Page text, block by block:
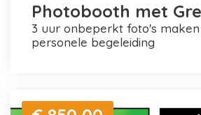
Photobooth met
3 uur onbeperkt foto's maken en printen +
personele begeleiding